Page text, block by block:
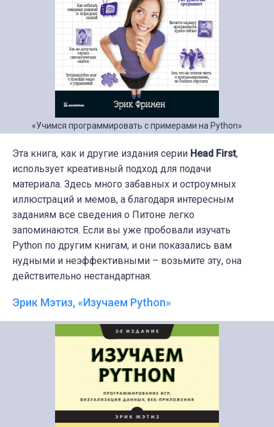
«Учимся программировать с примерами на Python»
Эта книга, как и другие издания серии Head First,
использует креативный подход для подачи
материала. Здесь много забавных и остроумных
иллюстраций и мемов, а благодаря интересным
заданиям все сведения о Питоне легко
запоминаются. Если вы уже пробовали изучать
Python по другим книгам, и они показались вам
нудными и неэффективными – возьмите эту, она
действительно нестандартная.
Эрик Мэтиз, «Изучаем Python»